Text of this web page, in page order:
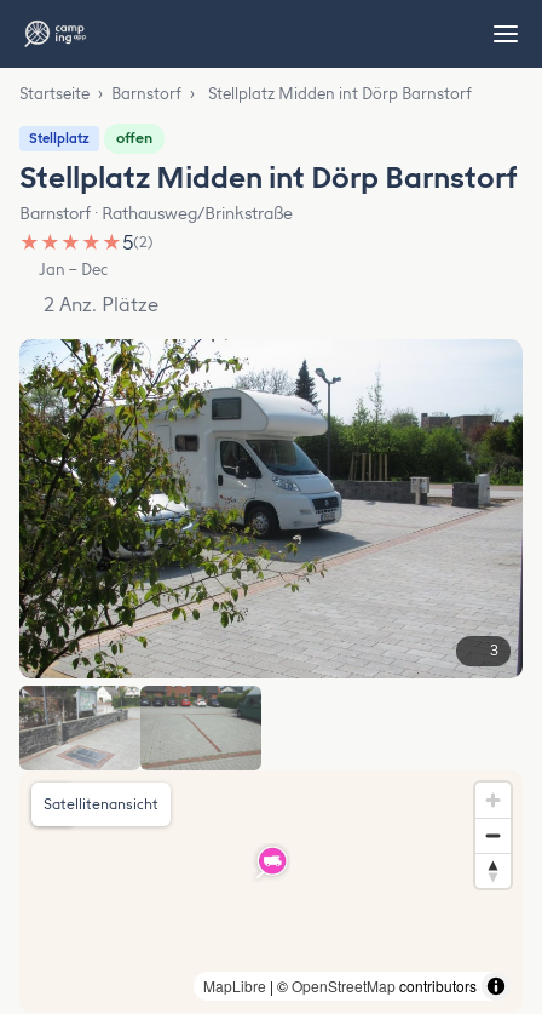
Startseite › Barnstorf › Stellplatz Midden int Dörp Barnstorf
Stellplatz offen
Stellplatz Midden int Dörp Barnstorf
Barnstorf · Rathausweg/Brinkstraße
★ ★ ★ ★ ★5(2)
Jan – Dec
2 Anz. Plätze
3
MapLibre | ©OpenStreetMapcontributors
Satellitenansicht